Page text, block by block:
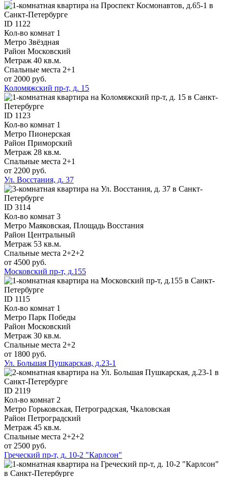
ID 1122
Кол-во комнат 1
Метро Звёздная
Район Московский
Метраж 40 кв.м.
Спальные места 2+1
от 2000 руб.
Коломяжский пр-т, д. 15
ID 1123
Кол-во комнат 1
Метро Пионерская
Район Приморский
Метраж 28 кв.м.
Спальные места 2+1
от 2200 руб.
Ул. Восстания, д. 37
ID 3114
Кол-во комнат 3
Метро Маяковская, Площадь Восстания
Район Центральный
Метраж 53 кв.м.
Спальные места 2+2+2
от 4500 руб.
Московский пр-т, д.155
ID 1115
Кол-во комнат 1
Метро Парк Победы
Район Московский
Метраж 30 кв.м.
Спальные места 2+2
от 1800 руб.
Ул. Большая Пушкарская, д.23-1
ID 2119
Кол-во комнат 2
Метро Горьковская, Петроградская, Чкаловская
Район Петроградский
Метраж 45 кв.м.
Спальные места 2+2+2
от 2500 руб.
Греческий пр-т, д. 10-2 "Карлсон"